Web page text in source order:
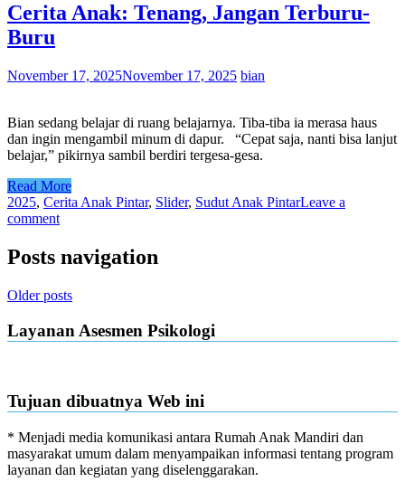
Cerita Anak: Tenang, Jangan Terburu-
Buru
November 17, 2025November 17, 2025 bian
Bian sedang belajar di ruang belajarnya. Tiba-tiba ia merasa haus
dan ingin mengambil minum di dapur. “Cepat saja, nanti bisa lanjut
belajar,” pikirnya sambil berdiri tergesa-gesa.
Read More
2025, Cerita Anak Pintar, Slider, Sudut Anak PintarLeave a
comment
Posts navigation
Older posts
Layanan Asesmen Psikologi
Tujuan dibuatnya Web ini
* Menjadi media komunikasi antara Rumah Anak Mandiri dan
masyarakat umum dalam menyampaikan informasi tentang program
layanan dan kegiatan yang diselenggarakan.